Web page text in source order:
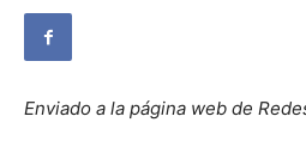
Enviado a la página web de